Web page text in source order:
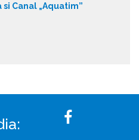
Canal „Aquatim”